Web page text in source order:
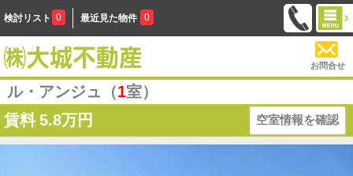
検討リスト 0 最近見た物件 0
お問合せ
ル・アンジュ（1室）
賃料 5.8万円 空室情報を確認